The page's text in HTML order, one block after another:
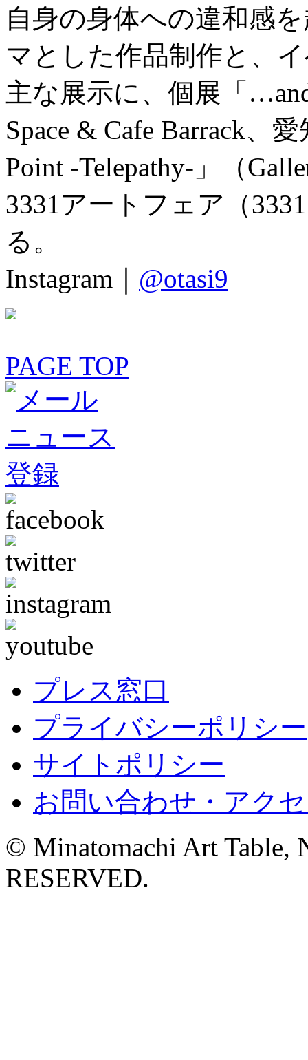
自身の身体への違和感
マとした作品制作と、
主な展示に、個展「
Space & Cafe Barrack、
Point -Telepathy-」（
3331アートフェア（
る。
Instagram｜ @otasi9
PAGE TOP
プレス窓口
プライバシーポリシー
サイトポリシー
お問い合わせ・アク
© Minatomachi Art Table,
RESERVED.